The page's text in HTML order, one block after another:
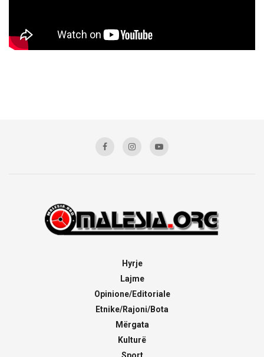
Hyrje
Lajme
Opinione/Editoriale
Etnike/Rajoni/Bota
Mërgata
Kulturë
Sport